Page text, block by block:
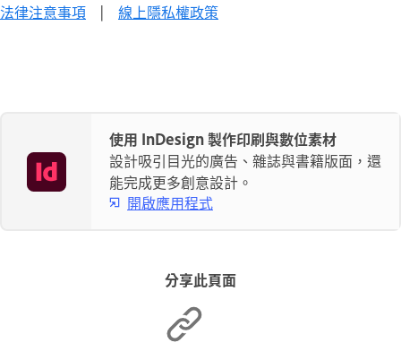
法律注意事項 | 線上隱私權政策
使用 InDesign 製作印刷與數位素材
設計吸引目光的廣告、雜誌與書籍版面，還
能完成更多創意設計。
開啟應用程式
分享此頁面